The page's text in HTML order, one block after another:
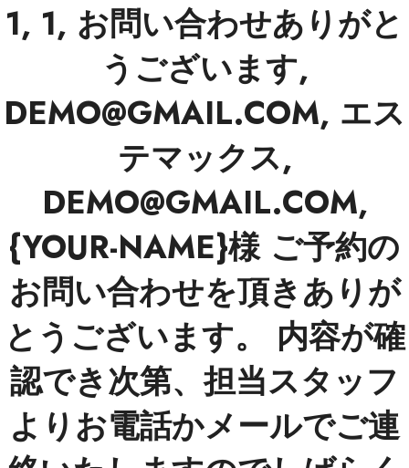
1, 1, お問い合わせありがと
うございます,
DEMO@GMAIL.COM, エス
テマックス,
DEMO@GMAIL.COM,
{YOUR-NAME}様 ご予約の
お問い合わせを頂きありが
とうございます。 内容が確
認でき次第、担当スタッフ
よりお電話かメールでご連